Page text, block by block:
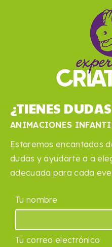
¿TIENES
ANIMACIONES
Estaremos encantados
dudas y ayudarte a a
adecuada para cada
Tu nombre
Tu correo electrónico